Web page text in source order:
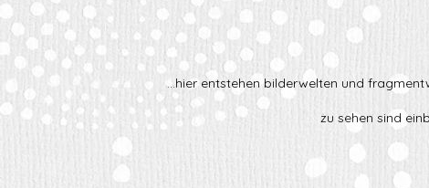
...hier entstehen bilderwelten und
zu sehen sind